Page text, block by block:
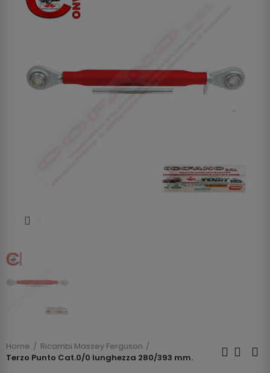
Home
Ricambi Massey Ferguson
Terzo Punto Cat.0/0 lunghezza 280/393 mm.